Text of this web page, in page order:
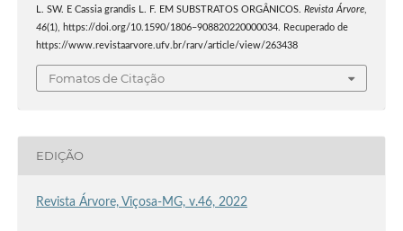
L. SW. E Cassia grandis L. F. EM SUBSTRATOS ORGÂNICOS. Revista Árvore,
46(1), https://doi.org/10.1590/1806–908820220000034. Recuperado de
https://www.revistaarvore.ufv.br/rarv/article/view/263438
Fomatos de Citação
EDIÇÃO
Revista Árvore, Viçosa-MG, v.46, 2022